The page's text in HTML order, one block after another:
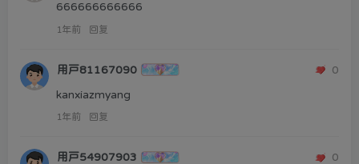
666666666666
1年前 回复
用户81167090 0
kanxiazmyang
1年前 回复
用户54907903 0